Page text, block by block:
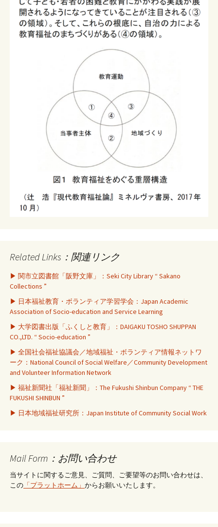
Related Links：関連リンク
▶ 関市立図書館「阪野文庫」：Seki City Library “ Sakano
Collections ”
▶ 日本福祉教育・ボランティア学習学会：Japan Academic
Association of Socio-education and Service Learning
▶ 大学図書出版「ふくしと教育」：DAIGAKU TOSHO SHUPPAN
CO.,LTD. “ Socio-education ”
▶ 全国社会福祉協議会／地域福祉・ボランティア情報ネットワ
ーク：National Council of Social Welfare／Community Development
and Volunteer Information Network
▶ 福祉新聞社「福祉新聞」：The Fukushi Shinbun Company “ THE
FUKUSHI SHINBUN ”
▶ 日本地域福祉研究所：Japan Institute of Community Social Work
Mail Form：お問い合わせ
当サイトに関するご意見、ご質問、ご要望等のお問い合わせは、
この 「プラットホーム」 からお願いいたします。